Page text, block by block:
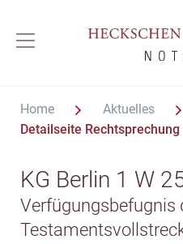
Home Aktuelles
Detailseite Rechtsprechung
KG Berlin 1 W
Verfügungsbefugnis